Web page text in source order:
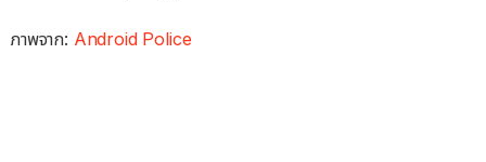
ภาพจาก: Android Police